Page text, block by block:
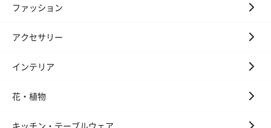
ファッション
アクセサリー
インテリア
花・植物
キッチン・テーブルウェア